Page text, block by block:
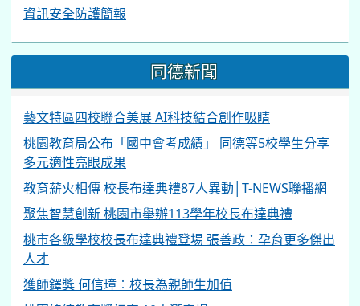
資訊安全防護簡報
同德新聞
藝文特區四校聯合美展 AI科技結合創作吸睛
桃園教育局公布「國中會考成績」 同德等5校學生分享
多元適性亮眼成果
教育薪火相傳 校長布達典禮87人異動│T-NEWS聯播網
聚焦智慧創新 桃園市舉辦113學年校長布達典禮
桃市各級學校校長布達典禮登場 張善政：孕育更多傑出
人才
獲師鐸獎 何信璋︰校長為親師生加值